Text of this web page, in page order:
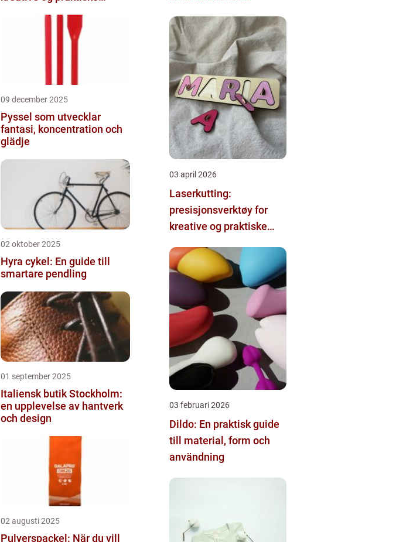
09 december 2025
Pyssel som utvecklar
fantasi, koncentration och
glädje
02 oktober 2025
Hyra cykel: En guide till
smartare pendling
01 september 2025
Italiensk butik Stockholm:
en upplevelse av hantverk
och design
02 augusti 2025
Pulverspackel: När du vill
03 april 2026
Laserkutting:
presisjonsverktøy for
kreative og praktiske
03 februari 2026
Dildo: En praktisk guide
till material, form och
användning